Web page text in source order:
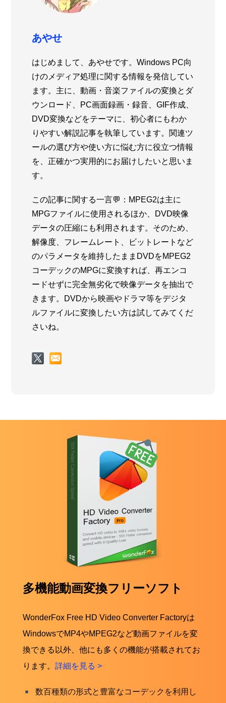
あやせ
はじめまして、あやせです。Windows PC向
けのメディア処理に関する情報を発信してい
ます。主に、動画・音楽ファイルの変換とダ
ウンロード、PC画面録画・録音、GIF作成、
DVD変換などをテーマに、初心者にもわか
りやすい解説記事を執筆しています。関連ツ
ールの選び方や使い方に悩む方に役立つ情報
を、正確かつ実用的にお届けしたいと思いま
す。
この記事に関する一言💬：MPEG2は主に
MPGファイルに使用されるほか、DVD映像
データの圧縮にも利用されます。そのため、
解像度、フレームレート、ビットレートなど
のパラメータを維持したままDVDをMPEG2
コーデックのMPGに変換すれば、再エンコ
ードせずに完全無劣化で映像データを抽出で
きます。DVDから映画やドラマ等をデジタ
ルファイルに変換したい方は試してみてくだ
さいね。
多機能動画変換フリーソフト
WonderFox Free HD Video Converter Factoryは
WindowsでMP4やMPEG2など動画ファイルを変
換できる以外、他にも多くの機能が搭載されてお
ります。 詳細を見る >
数百種類の形式と豊富なコーデックを利用し